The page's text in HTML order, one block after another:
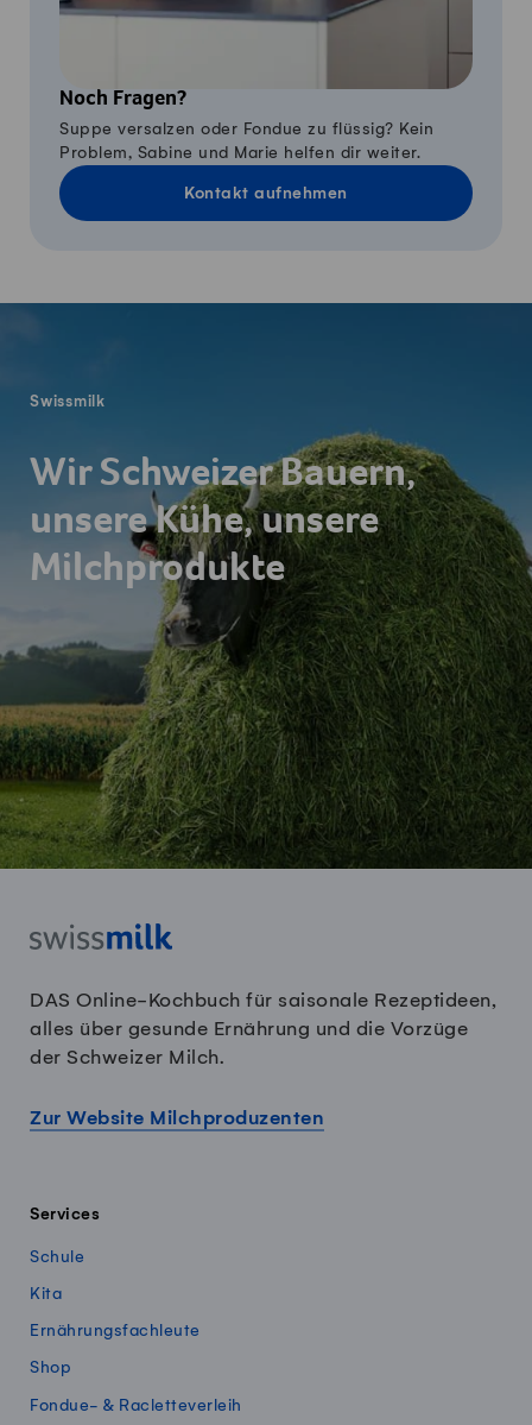
Noch Fragen?
Suppe versalzen oder Fondue zu flüssig? Kein
Problem, Sabine und Marie helfen dir weiter.
Kontakt aufnehmen
Swissmilk
Wir Schweizer Bauern,
unsere Kühe, unsere
Milchprodukte
DAS Online-Kochbuch für saisonale Rezeptideen,
alles über gesunde Ernährung und die Vorzüge
der Schweizer Milch.
Zur Website Milchproduzenten
Services
Schule
Kita
Ernährungsfachleute
Shop
Fondue- & Racletteverleih